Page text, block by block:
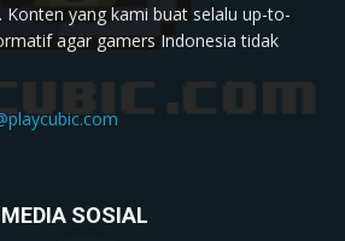
Konten yang kami buat selalu up-to-
agar gamers Indonesia tidak
MEDIA SOSIAL